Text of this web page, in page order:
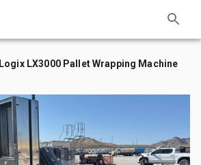
Logix LX3000 Pallet Wrapping Machine